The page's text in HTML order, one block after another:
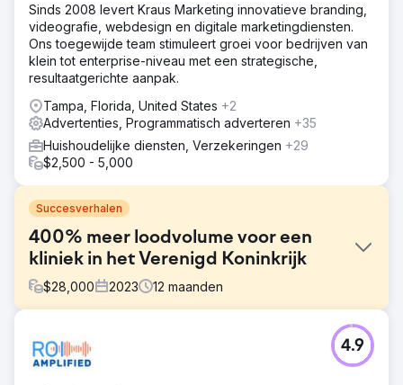
Sinds 2008 levert Kraus Marketing innovatieve branding,
videografie, webdesign en digitale marketingdiensten.
Ons toegewijde team stimuleert groei voor bedrijven van
klein tot enterprise-niveau met een strategische,
resultaatgerichte aanpak.
Tampa, Florida, United States +2
Advertenties, Programmatisch adverteren +35
Huishoudelijke diensten, Verzekeringen +29
$2,500 - 5,000
Succesverhalen
400% meer loodvolume voor een
kliniek in het Verenigd Koninkrijk
$28,000 2023 12 maanden
Deze kliniek had een kostprijs per lead van ongeveer
$40 toen we met ze gingen werken. Ze draaiden niet
4.9